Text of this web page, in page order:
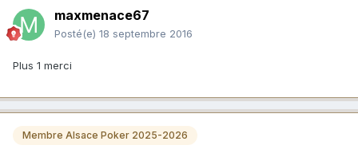
maxmenace67
Posté(e) 18 septembre 2016
Plus 1 merci
Membre Alsace Poker 2025-2026